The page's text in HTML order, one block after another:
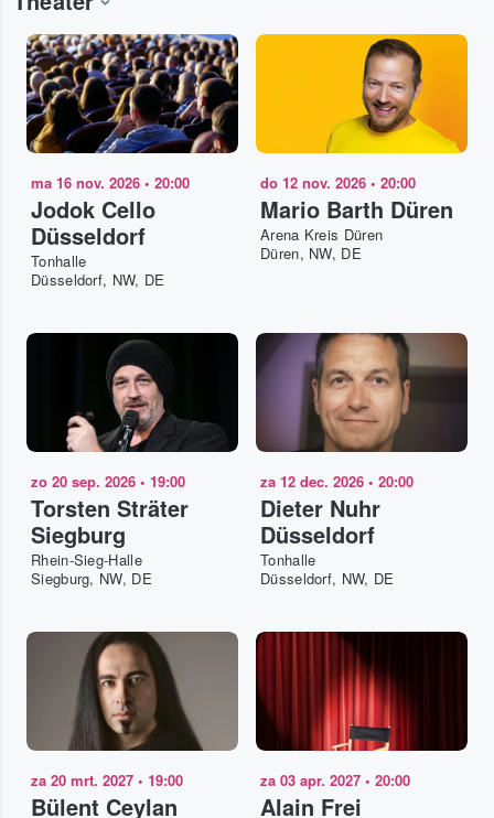
ma 16 nov. 2026 • 20:00
Jodok Cello
Düsseldorf
Tonhalle
Düsseldorf, NW, DE
do 12 nov. 2026 • 20:00
Mario Barth Düren
Arena Kreis Düren
Düren, NW, DE
zo 20 sep. 2026 • 19:00
Torsten Sträter
Siegburg
Rhein-Sieg-Halle
Siegburg, NW, DE
za 12 dec. 2026 • 20:00
Dieter Nuhr
Düsseldorf
Tonhalle
Düsseldorf, NW, DE
za 20 mrt. 2027 • 19:00
Bülent Ceylan
za 03 apr. 2027 • 20:00
Alain Frei